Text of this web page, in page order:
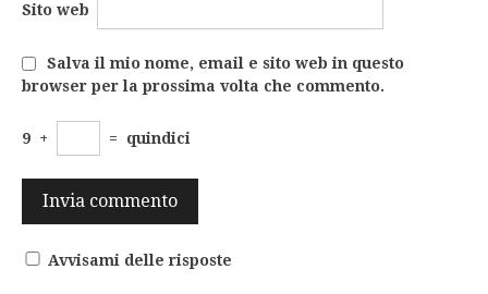
Sito web
Salva il mio nome, email e sito web in questo
browser per la prossima volta che commento.
9 + = quindici
Avvisami delle risposte